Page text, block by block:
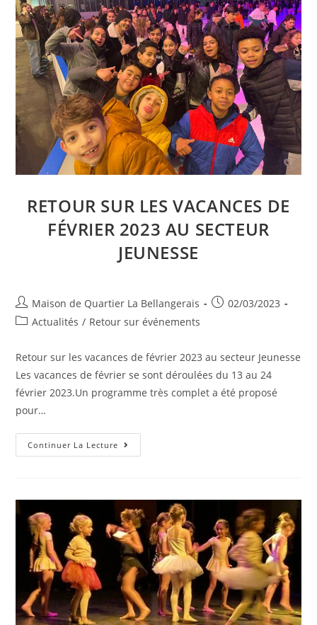
RETOUR SUR LES VACANCES DE
FÉVRIER 2023 AU SECTEUR
JEUNESSE
Auteur/autrice
de
Maison de Quartier La Bellangerais
Publication
02/03/2023
PostActualités / Retour sur événements
Retour sur les vacances de février 2023 au secteur Jeunesse
Les vacances de février se sont déroulées du 13 au 24
février 2023.Un programme très complet a été proposé
pour…
Continuer La Lecture Retour
Sur
2023
Au
Secteur
Jeunesse